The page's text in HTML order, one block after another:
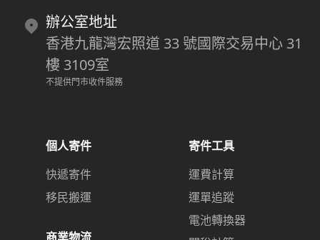
辦公室地址
香港九龍灣宏照道 33 號國際交易中心 31
樓 3109室
不提供門市收件服務
個人寄件
快遞寄件
移民搬運
寄件工具
運費計算
運單追蹤
電池轉換器